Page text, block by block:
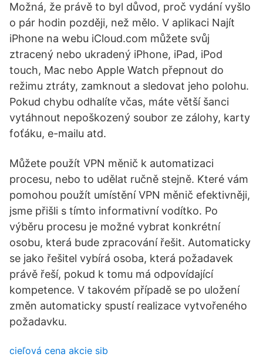
Možná, že právě to byl důvod, proč vydání vyšlo
o pár hodin později, než mělo. V aplikaci Najít
iPhone na webu iCloud.com můžete svůj
ztracený nebo ukradený iPhone, iPad, iPod
touch, Mac nebo Apple Watch přepnout do
režimu ztráty, zamknout a sledovat jeho polohu.
Pokud chybu odhalíte včas, máte větší šanci
vytáhnout nepoškozený soubor ze zálohy, karty
foťáku, e-mailu atd.
Můžete použít VPN měnič k automatizaci
procesu, nebo to udělat ručně stejně. Které vám
pomohou použít umístění VPN měnič efektivněji,
jsme přišli s tímto informativní vodítko. Po
výběru procesu je možné vybrat konkrétní
osobu, která bude zpracování řešit. Automaticky
se jako řešitel vybírá osoba, která požadavek
právě řeší, pokud k tomu má odpovídající
kompetence. V takovém případě se po uložení
změn automaticky spustí realizace vytvořeného
požadavku.
cieľová cena akcie sib